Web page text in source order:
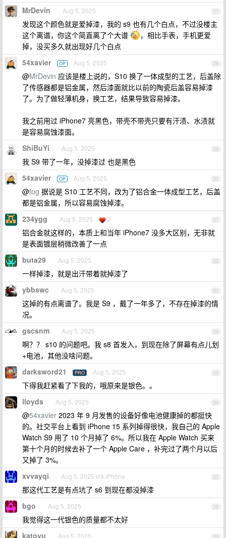
27
MrDevin Aug 5, 2025
发现这个颜色就是爱掉漆，我的 s9 也有几个白点，不过没楼主
这个离谱，你这个简直离了个大谱
，相比手表，手机更爱
掉，没买多久就出现好几个白点
28
54xavier OP Aug 5, 2025
@MrDevin 应该是楼上说的，S10 换了一体成型的工艺，后盖除
了传感器都是铝金属，然后漆面就比以前的陶瓷后盖容易掉漆
了。为了做轻薄机身，换工艺，结果导致容易掉漆。
我之前用过 iPhone7 亮黑色，带壳不带壳只要有汗渍、水渍就
是容易腐蚀漆面。
29
ShiBuYi Aug 5, 2025
我 S9 带了一年，没掉漆过 也是黑色
30
54xavier OP Aug 5, 2025
@tog 据说是 S10 工艺不同，改为了铝合金一体成型工艺，后盖
都是铝金属，所以容易腐蚀掉漆。
31
234ygg Aug 5, 2025 2
铝合金就这样的，本质上和当年 iPhone7 没多大区别，无非就
是表面镀层稍微改善了一点
32
buta29 Aug 5, 2025
一样掉漆，就是出汗带着就掉漆了
33
ybbswc Aug 5, 2025
这掉的有点离谱了。我是 S9 ，戴了一年多了，不存在掉漆的情
况。
34
gscsnm Aug 5, 2025
啊？？ s10 的问题吧。我 s8 首发入，到现在除了屏幕有点儿划
+电池，其他没啥问题。
35
darksword21 PRO Aug 5, 2025
下得我赶紧看了下我的，哦原来是银色。。
36
lloyds Aug 5, 2025
@54xavier 2023 年 9 月发售的设备好像电池健康掉的都挺快
的。社交平台上看到 iPhone 15 系列掉得很快，我自己的 Apple
Watch S9 用了 10 个月掉了 6%。所以我在 Apple Watch 买来
第十个月的时候去补了一个 Apple Care ，补完过了两个月以后
又掉了 3%。
37
xvvayqi Aug 5, 2025 via iPhone
那这代工艺是有点坑了 s6 到现在都没掉漆
38
bgo Aug 5, 2025
我觉得这一代银色的质量都不太好
katoyu Aug 5, 2025